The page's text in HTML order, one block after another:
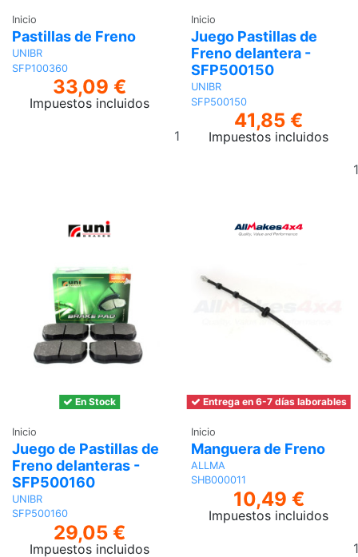
Inicio
Pastillas de Freno
UNIBR
SFP100360
33,09 €
Impuestos incluidos
Añadir
al
Inicio
Juego Pastillas de
Freno delantera -
SFP500150
UNIBR
SFP500150
41,85 €
Impuestos incluidos
En Stock
Inicio
Juego de Pastillas de
Freno delanteras -
SFP500160
UNIBR
SFP500160
29,05 €
Impuestos incluidos
Entrega en 6-7 días laborables
Inicio
Manguera de Freno
ALLMA
SHB000011
10,49 €
Impuestos incluidos